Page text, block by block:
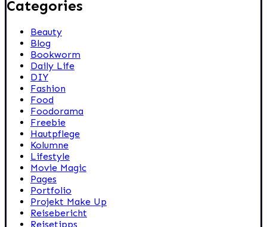
Categories
Beauty
Blog
Bookworm
Daily Life
DIY
Fashion
Food
Foodorama
Freebie
Hautpflege
Kolumne
Lifestyle
Movie Magic
Pages
Portfolio
Projekt Make Up
Reisebericht
Reisetipps